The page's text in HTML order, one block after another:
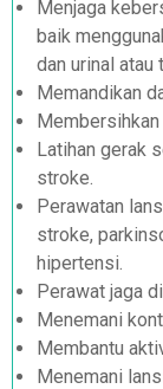
Menjaga
baik
dan urinal atau
Memandikan
Membersihkan
Latihan gerak
stroke.
Perawatan
stroke,
hipertensi.
Perawat jaga
Menemani
Membantu
Menemani